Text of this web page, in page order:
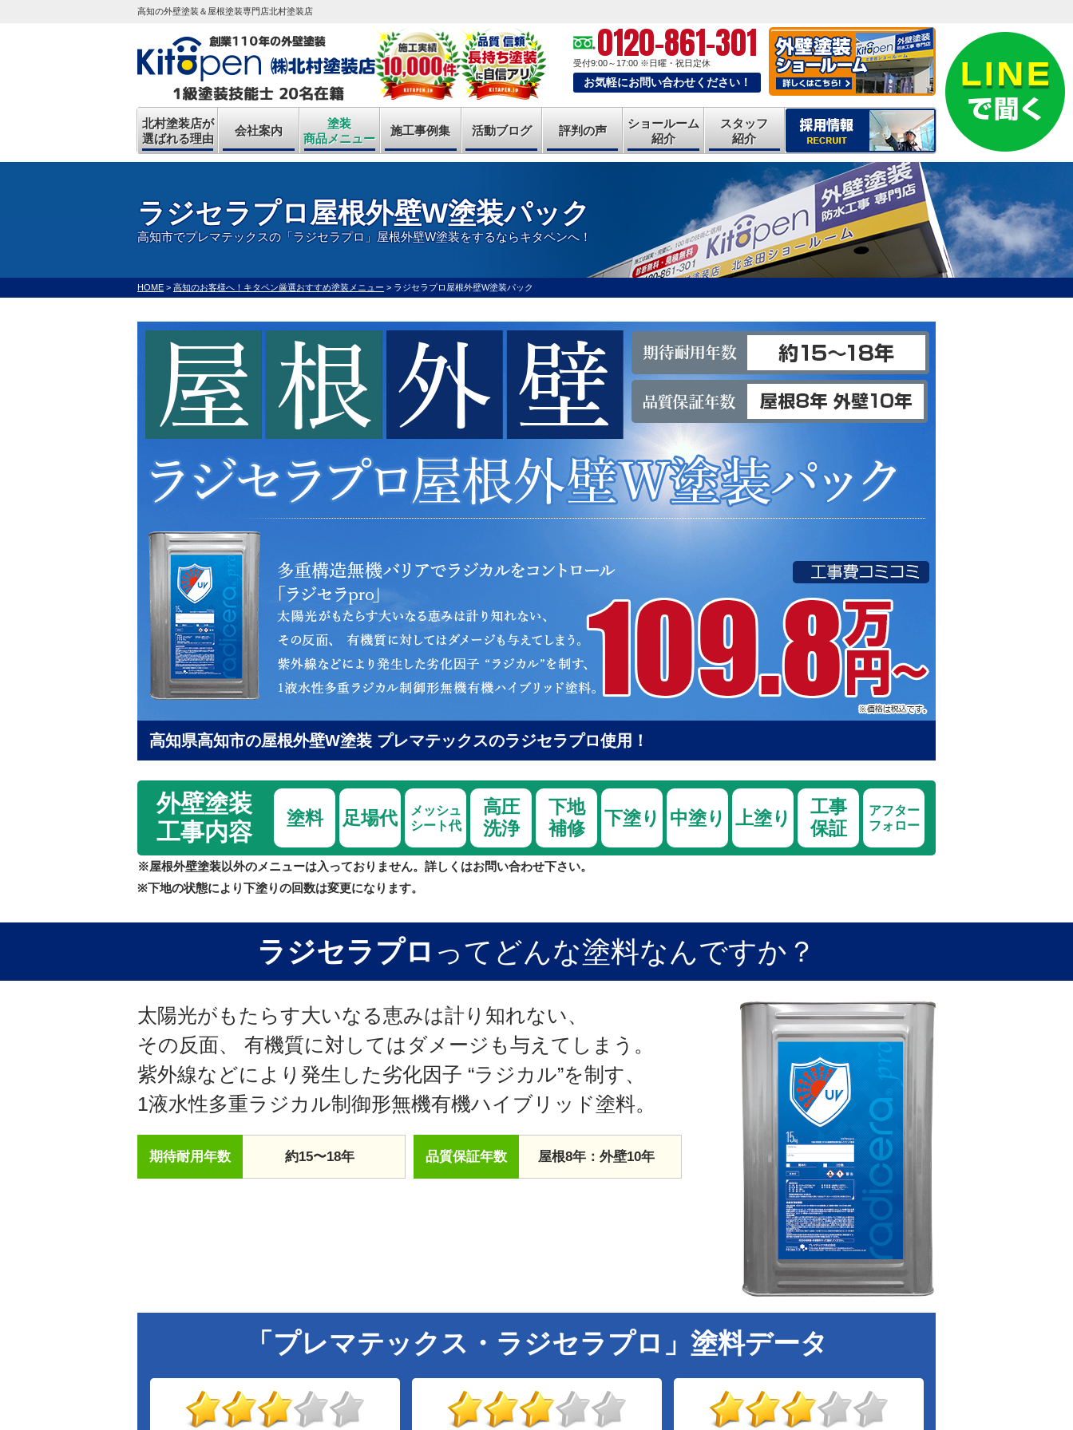
高知の外壁塗装＆屋根塗装専門店北村塗装店
0120-861-301
受付9:00～17:00 ※日曜・祝日定休
お気軽にお問い合わせください！
北村塗装店が
選ばれる理由
会社案内
塗装
商品メニュー
施工事例集 活動ブログ 評判の声
ショールーム
紹介
スタッフ
紹介
ラジセラプロ屋根外壁W塗装パック
高知市でプレマテックスの「ラジセラプロ」屋根外壁W塗装をするならキタペンへ！
HOME > 高知のお客様へ！キタペン厳選おすすめ塗装メニュー > ラジセラプロ屋根外壁W塗装パック
高知県高知市の屋根外壁W塗装 プレマテックスのラジセラプロ使用！
外壁塗装
工事内容
塗料 足場代
メッシュ
シート代
高圧
洗浄
下地
補修
下塗り 中塗り 上塗り
工事
保証
アフター
フォロー
※屋根外壁塗装以外のメニューは入っておりません。詳しくはお問い合わせ下さい。
※下地の状態により下塗りの回数は変更になります。
ラジセラプロ ってどんな塗料なんですか？
太陽光がもたらす大いなる恵みは計り知れない、
その反面、 有機質に対してはダメージも与えてしまう。
紫外線などにより発生した劣化因子 “ラジカル”を制す、
1液水性多重ラジカル制御形無機有機ハイブリッド塗料。
期待耐用年数 約15〜18年 品質保証年数 屋根8年：外壁10年
「プレマテックス・ラジセラプロ」塗料データ